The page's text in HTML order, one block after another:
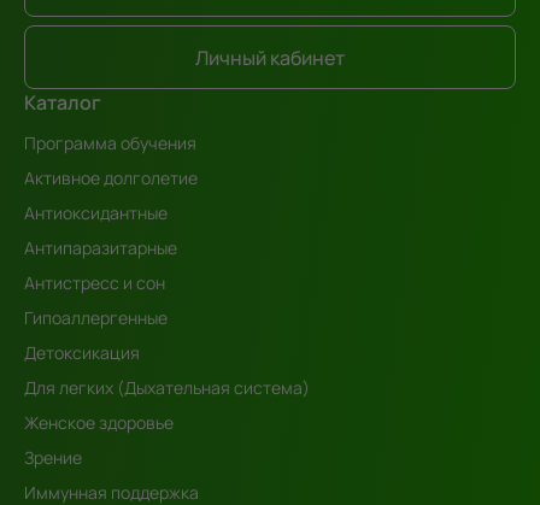
Каталог
Программа обучения
Активное долголетие
Антиоксидантные
Антипаразитарные
Антистресс и сон
Гипоаллергенные
Детоксикация
Для легких (Дыхательная система)
Женское здоровье
Зрение
Иммунная поддержка
Личный кабинет